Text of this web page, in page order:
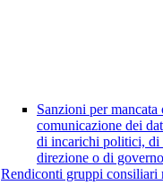
Sanzioni per mancata
comunicazione dei
di incarichi politici, di
direzione o di governo
Rendiconti gruppi consiliari